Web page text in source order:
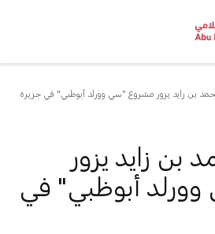
بن زايد يزور مشروع "سي وورلد أبوظبي" في جزيرة
بن زايد يزور
أبوظبي" في